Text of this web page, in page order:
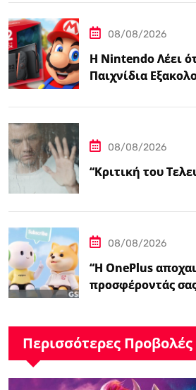
08/08/2026
Η Nintendo Λέει
Παιχνίδια
08/08/2026
“Κριτική του
08/08/2026
“Η OnePlus
προσφέροντάς
Περισσότερες Προβολές